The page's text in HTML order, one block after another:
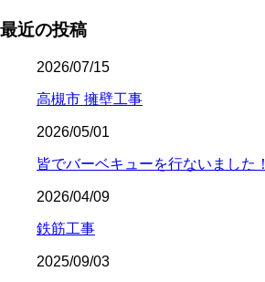
最近の投稿
2026/07/15
高槻市 擁壁工事
2026/05/01
皆でバーベキューを行ないました！
2026/04/09
鉄筋工事
2025/09/03